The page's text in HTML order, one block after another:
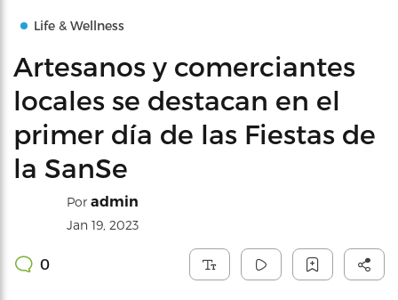
Life & Wellness
Artesanos y comerciantes
locales se destacan en el
primer día de las Fiestas de
la SanSe
Por admin
Jan 19, 2023
0